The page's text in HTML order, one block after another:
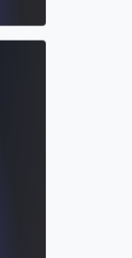
Konfidenz und